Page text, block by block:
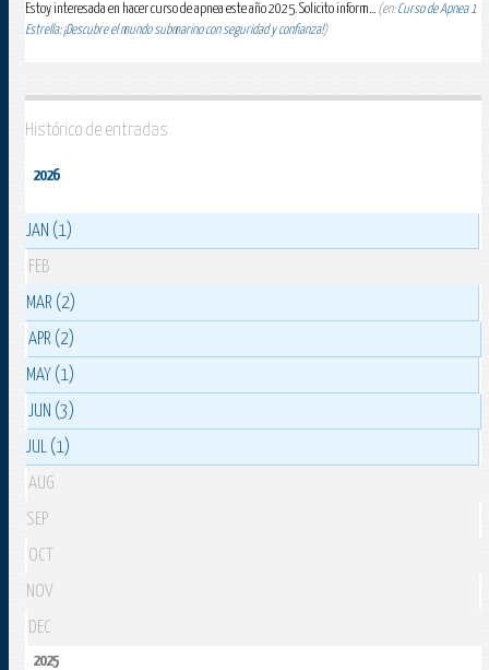
Estoy interesada en hacer curso de apnea este año 2025. Solicito inform... (en:Curso de Apnea 1
Estrella: ¡Descubre el mundo submarino con seguridad y confianza!)
Histórico de entradas
2026
JAN (1)
FEB
MAR (2)
APR (2)
MAY (1)
JUN (3)
JUL (1)
AUG
SEP
OCT
NOV
DEC
2025